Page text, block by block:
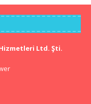
Ltd. Şti.